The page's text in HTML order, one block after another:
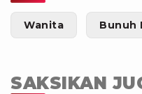
Wanita Bunuh
SAKSIKAN